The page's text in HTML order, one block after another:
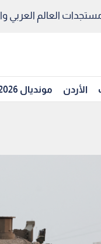
العالم العربي
الأردن مونديال 2026